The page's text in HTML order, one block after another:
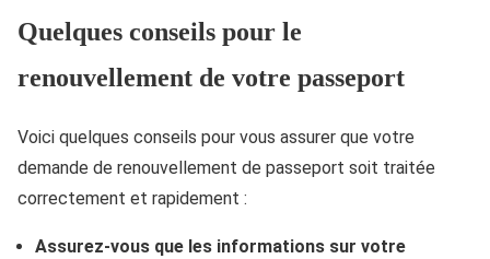
Quelques conseils pour le
renouvellement de votre passeport
Voici quelques conseils pour vous assurer que votre
demande de renouvellement de passeport soit traitée
correctement et rapidement :
Assurez-vous que les informations sur votre